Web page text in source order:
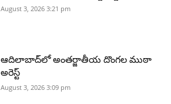
August 3, 2026 3:21 pm
ఆదిలాబాద్‌లో అంతర్జాతీయ దొంగల ముఠా
అరెస్ట్
August 3, 2026 3:09 pm